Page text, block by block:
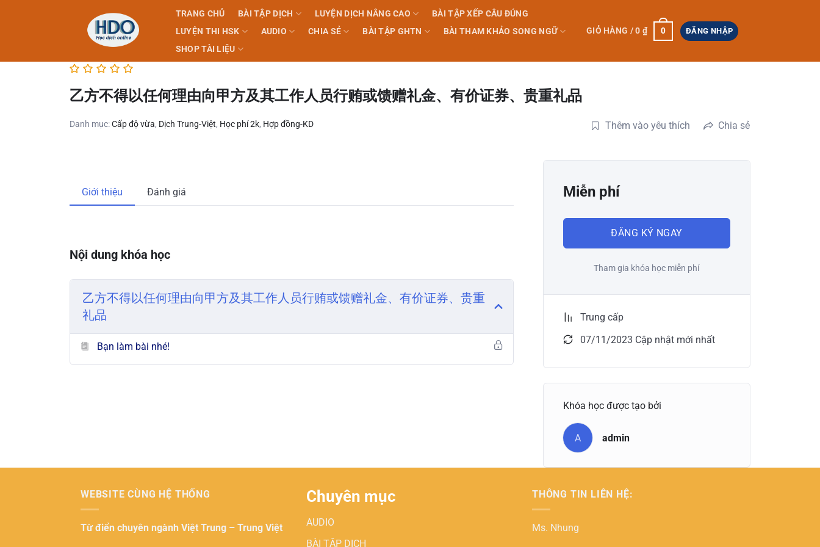
TRANG CHỦ BÀI TẬP DỊCH LUYỆN DỊCH NÂNG CAO
BÀI TẬP XẾP CÂU ĐÚNG
LUYỆN THI HSK
AUDIO CHIA SẺ BÀI TẬP GHTN
BÀI THAM KHẢO SONG NGỮ
SHOP TÀI LIỆU
GIỎ HÀNG /0 ₫ 0 ĐĂNG NHẬP
乙方不得以任何理由向甲方及其工作人员行贿或馈赠礼金、有价证券、贵重礼品
Danh mục:Cấp độ vừa, Dịch Trung-Việt, Học phí 2k, Hợp đồng-KD Thêm vào yêu thích Chia sẻ
Giới thiệu Đánh giá
Nội dung khóa học
乙方不得以任何理由向甲方及其工作人员行贿或馈赠礼金、有价证券、贵重
礼品
Bạn làm bài nhé!
Miễn phí
ĐĂNG KÝ NGAY
Tham gia khóa học miễn phí
Trung cấp
07/11/2023 Cập nhật mới nhất
Khóa học được tạo bởi
A admin
WEBSITE CÙNG HỆ THỐNG
Từ điển chuyên ngành Việt Trung – Trung Việt
Chuyên mục
AUDIO
BÀI TẬP DỊCH
THÔNG TIN LIÊN HỆ:
Ms. Nhung